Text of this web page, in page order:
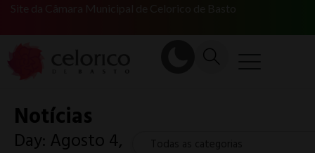
Notícias
Day: Agosto 4,